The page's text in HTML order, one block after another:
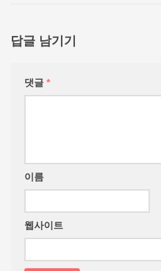
답글 남기기
댓글 *
이름
웹사이트